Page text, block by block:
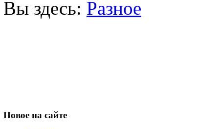
Вы здесь: Разное
Новое на сайте